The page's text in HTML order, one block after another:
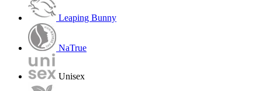
Leaping Bunny
NaTrue
Unisex